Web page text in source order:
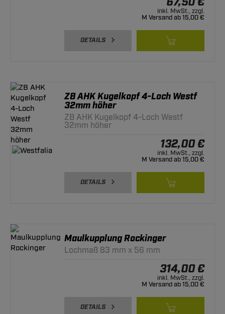
inkl. MwSt., zzgl.
M Versand ab 15,00 €
DETAILS
ZB AHK Kugelkopf 4-Loch Westf
32mm höher
ZB AHK Kugelkopf 4-Loch Westf
32mm höher
132,00 €
inkl. MwSt., zzgl.
M Versand ab 15,00 €
DETAILS
Maulkupplung Rockinger
Lochmaß 83 mm x 56 mm
314,00 €
inkl. MwSt., zzgl.
M Versand ab 15,00 €
DETAILS